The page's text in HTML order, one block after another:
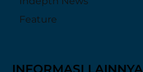
Feature
INFORMASI LAINNYA